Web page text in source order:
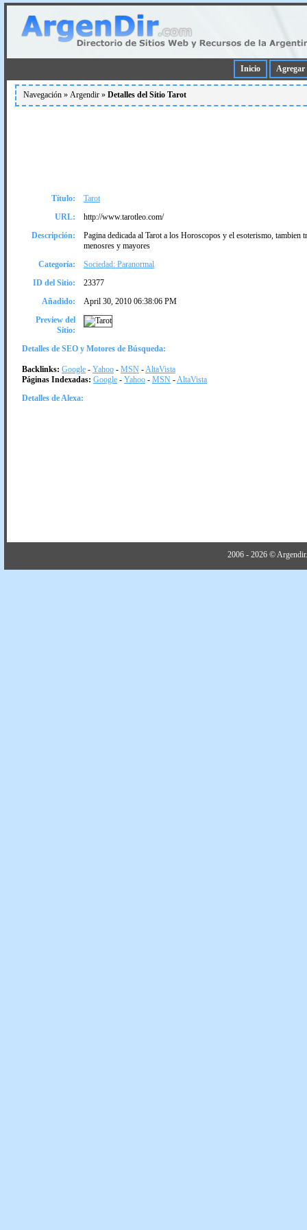
Inicio Agregar
Navegación » Argendir » Detalles del Sitio Tarot
Título:
Tarot
URL:
http://www.tarotleo.com/
Descripción:
Pagina dedicada al Tarot a los Horoscopos y el esoterismo, tambien
menosres y mayores
Categoría:
Sociedad: Paranormal
ID del Sitio:
23377
Añadido:
April 30, 2010 06:38:06 PM
Preview del
Sitio:
Detalles de SEO y Motores de Búsqueda:
Backlinks: Google - Yahoo - MSN -AltaVista
Páginas Indexadas: Google - Yahoo - MSN -AltaVista
Detalles de Alexa:
2006 - 2026 ©